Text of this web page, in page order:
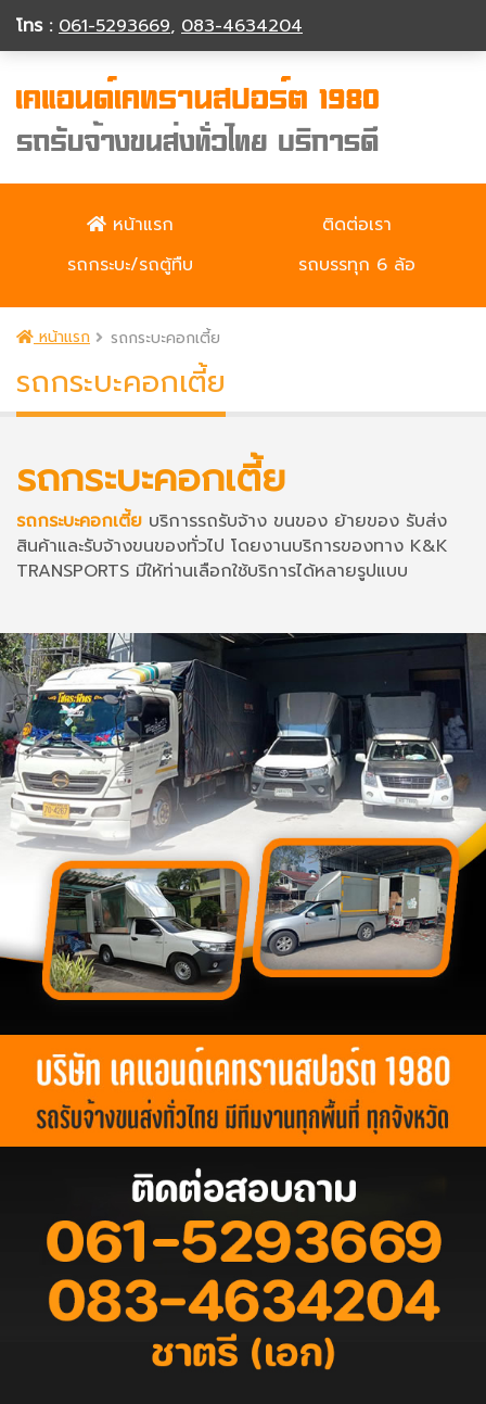
โทร : 061-5293669, 083-4634204
หน้าแรก
ติดต่อเรา
รถกระบะ/รถตู้ทืบ
รถบรรทุก 6 ล้อ
หน้าแรก รถกระบะคอกเตี้ย
รถกระบะคอกเตี้ย
รถกระบะคอกเตี้ย
รถกระบะคอกเตี้ย บริการรถรับจ้าง ขนของ ย้ายของ รับส่ง
สินค้าและรับจ้างขนของทั่วไป โดยงานบริการของทาง K&K
TRANSPORTS มีให้ท่านเลือกใช้บริการได้หลายรูปแบบ